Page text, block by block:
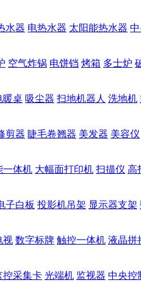
水器 电热水器 太阳能热水器
空气炸锅 电饼铛 烤箱 多士炉
暖桌 吸尘器 扫地机器人 洗地机
剪器 睫毛卷翘器 美发器 美容仪
一体机 大幅面打印机 扫描仪 高
子白板 投影机吊架 显示器支架
视 数字标牌 触控一体机 液晶拼
控采集卡 光端机 监视器 中央控